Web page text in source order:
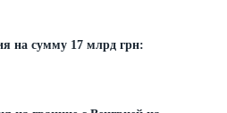
на сумму 17 млрд грн: